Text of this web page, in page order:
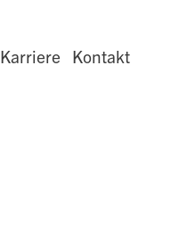
Karriere Kontakt